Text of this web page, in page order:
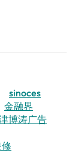
sinoces
金融界
博涛广告